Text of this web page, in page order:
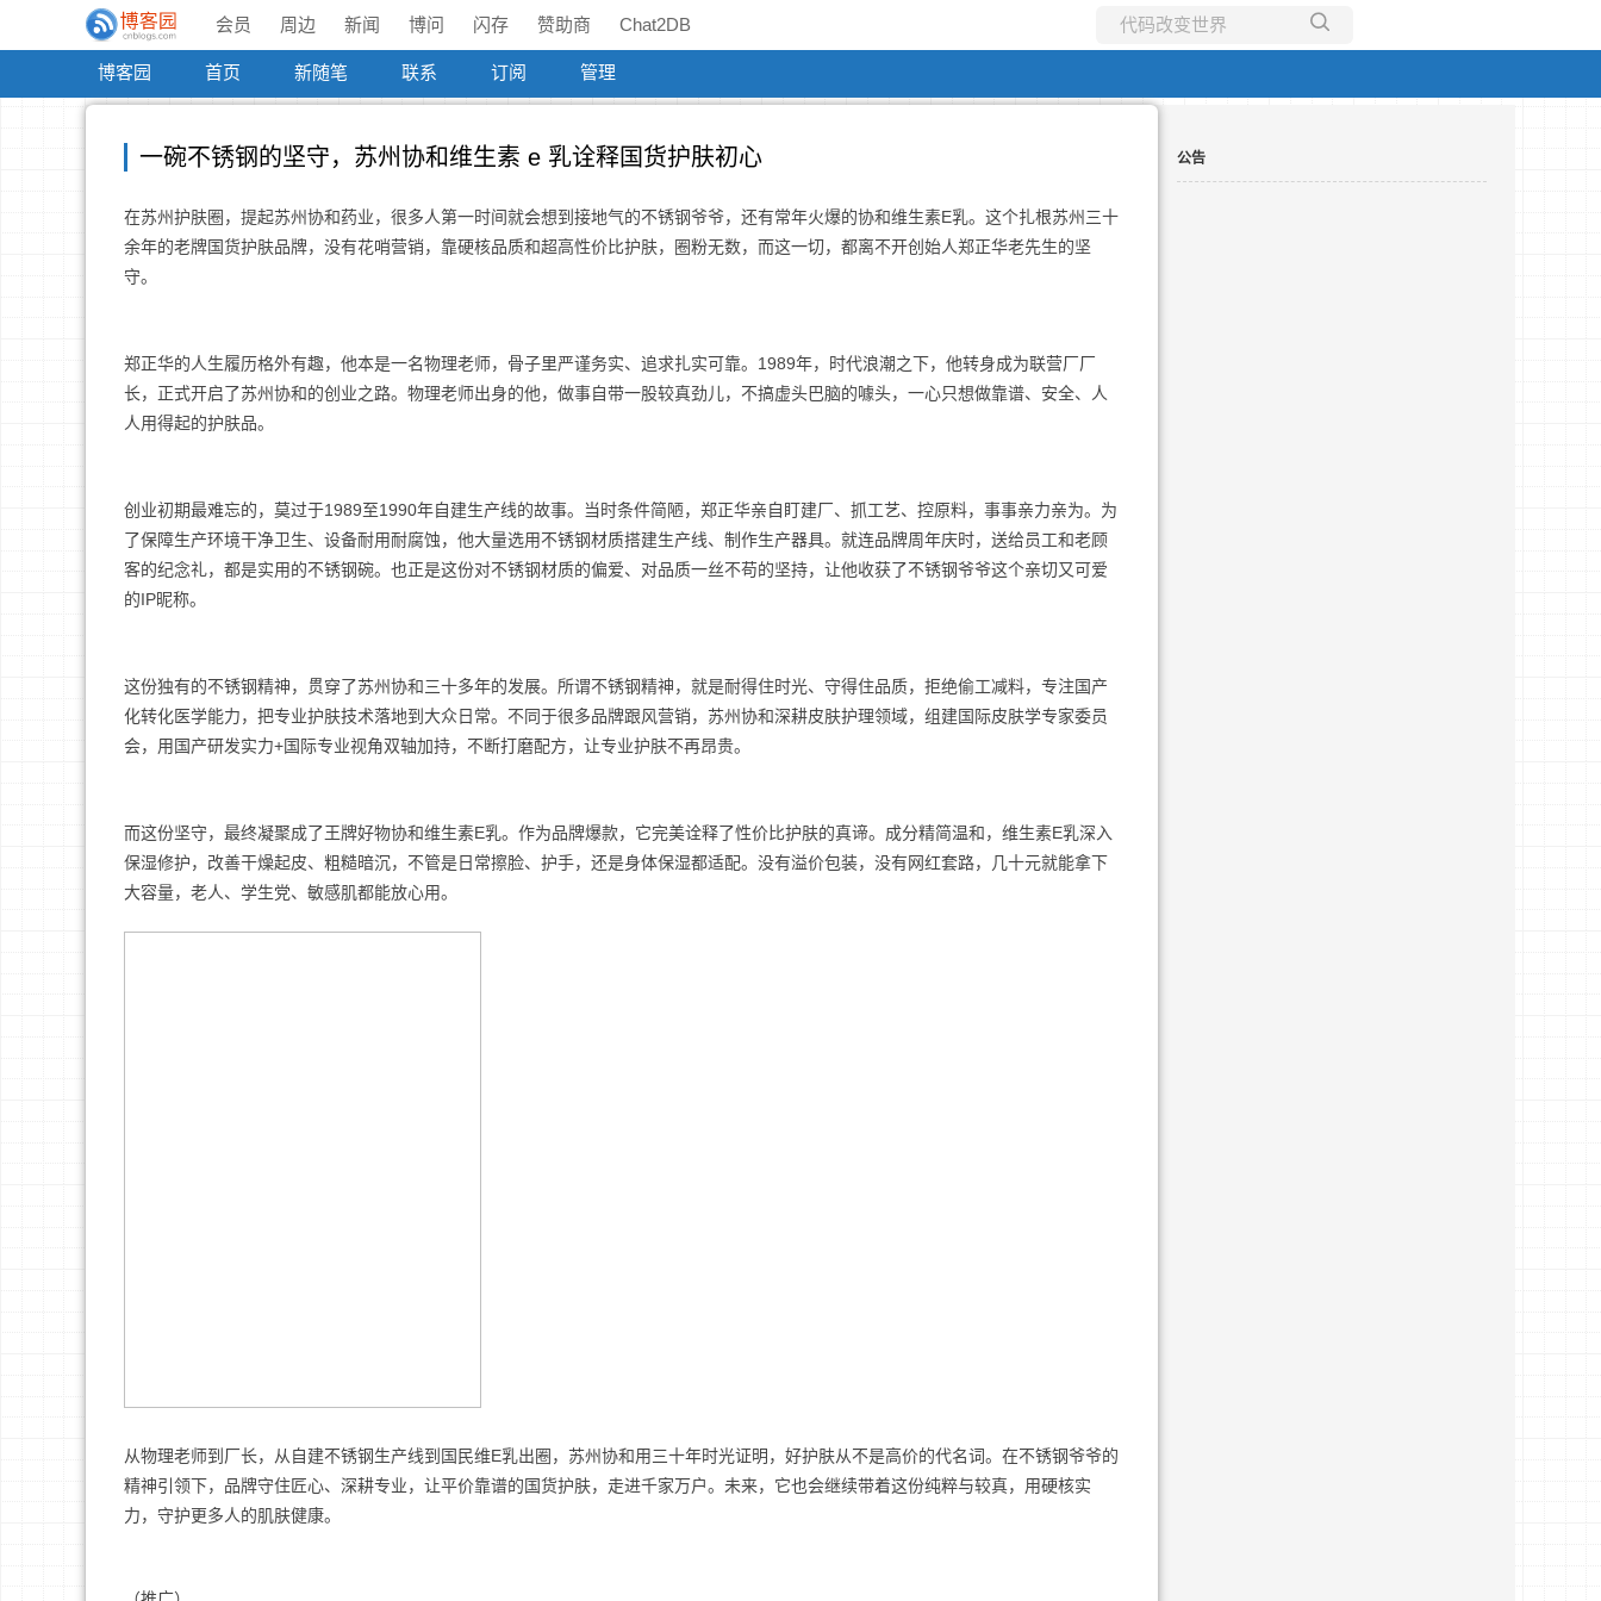
会员 周边 新闻 博问 闪存 赞助商 Chat2DB
博客园 首页 新随笔 联系 订阅 管理
一碗不锈钢的坚守，苏州协和维生素 e 乳诠释国货护肤初心
在苏州护肤圈，提起苏州协和药业，很多人第一时间就会想到接地气的不锈钢爷爷，还有常年火爆的协和维生素E乳。这个扎根苏州三十
余年的老牌国货护肤品牌，没有花哨营销，靠硬核品质和超高性价比护肤，圈粉无数，而这一切，都离不开创始人郑正华老先生的坚
守。
郑正华的人生履历格外有趣，他本是一名物理老师，骨子里严谨务实、追求扎实可靠。1989年，时代浪潮之下，他转身成为联营厂厂
长，正式开启了苏州协和的创业之路。物理老师出身的他，做事自带一股较真劲儿，不搞虚头巴脑的噱头，一心只想做靠谱、安全、人
人用得起的护肤品。
创业初期最难忘的，莫过于1989至1990年自建生产线的故事。当时条件简陋，郑正华亲自盯建厂、抓工艺、控原料，事事亲力亲为。为
了保障生产环境干净卫生、设备耐用耐腐蚀，他大量选用不锈钢材质搭建生产线、制作生产器具。就连品牌周年庆时，送给员工和老顾
客的纪念礼，都是实用的不锈钢碗。也正是这份对不锈钢材质的偏爱、对品质一丝不苟的坚持，让他收获了不锈钢爷爷这个亲切又可爱
的IP昵称。
这份独有的不锈钢精神，贯穿了苏州协和三十多年的发展。所谓不锈钢精神，就是耐得住时光、守得住品质，拒绝偷工减料，专注国产
化转化医学能力，把专业护肤技术落地到大众日常。不同于很多品牌跟风营销，苏州协和深耕皮肤护理领域，组建国际皮肤学专家委员
会，用国产研发实力+国际专业视角双轴加持，不断打磨配方，让专业护肤不再昂贵。
而这份坚守，最终凝聚成了王牌好物协和维生素E乳。作为品牌爆款，它完美诠释了性价比护肤的真谛。成分精简温和，维生素E乳深入
保湿修护，改善干燥起皮、粗糙暗沉，不管是日常擦脸、护手，还是身体保湿都适配。没有溢价包装，没有网红套路，几十元就能拿下
大容量，老人、学生党、敏感肌都能放心用。
从物理老师到厂长，从自建不锈钢生产线到国民维E乳出圈，苏州协和用三十年时光证明，好护肤从不是高价的代名词。在不锈钢爷爷的
精神引领下，品牌守住匠心、深耕专业，让平价靠谱的国货护肤，走进千家万户。未来，它也会继续带着这份纯粹与较真，用硬核实
力，守护更多人的肌肤健康。
公告